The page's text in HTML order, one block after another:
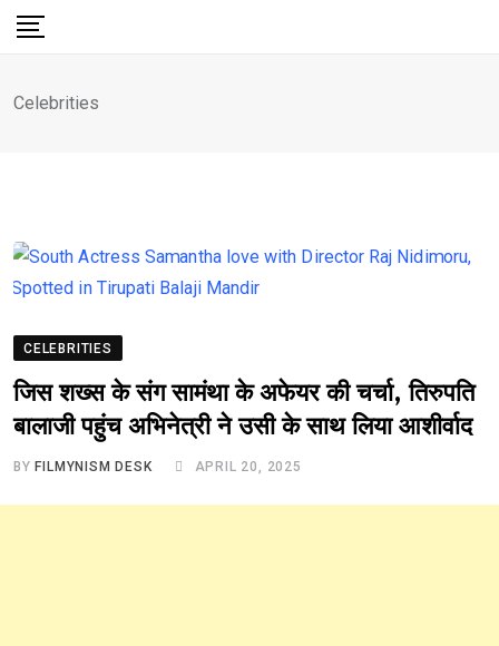
Skip
Celebrities
CELEBRITIES
जिस शख्स के संग सामंथा के अफेयर की चर्चा, तिरुपति
बालाजी पहुंच अभिनेत्री ने उसी के साथ लिया आशीर्वाद
BY FILMYNISM DESK APRIL 20, 2025